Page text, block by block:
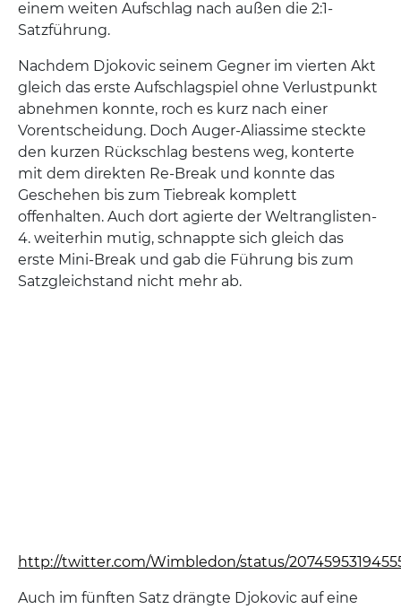
einem weiten Aufschlag nach außen die 2:1-
Satzführung.
Nachdem Djokovic seinem Gegner im vierten Akt
gleich das erste Aufschlagspiel ohne Verlustpunkt
abnehmen konnte, roch es kurz nach einer
Vorentscheidung. Doch Auger-Aliassime steckte
den kurzen Rückschlag bestens weg, konterte
mit dem direkten Re-Break und konnte das
Geschehen bis zum Tiebreak komplett
offenhalten. Auch dort agierte der Weltranglisten-
4. weiterhin mutig, schnappte sich gleich das
erste Mini-Break und gab die Führung bis zum
Satzgleichstand nicht mehr ab.
http://twitter.com/Wimbledon/status/
Auch im fünften Satz drängte Djokovic auf eine